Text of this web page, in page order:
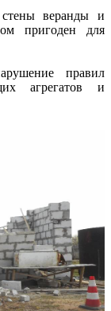
стены веранды и
пригоден для
правил
агрегатов и